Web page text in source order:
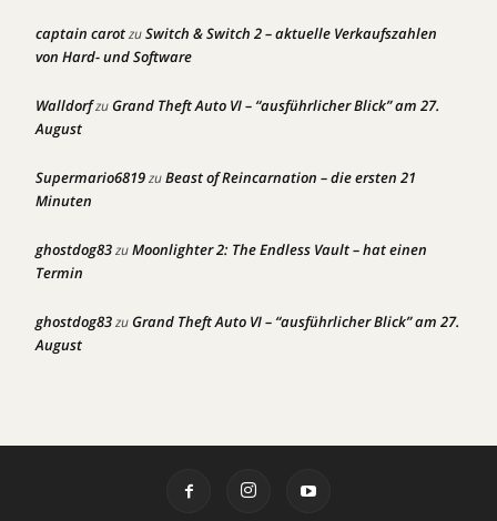
captain carotzuSwitch & Switch 2 – aktuelle Verkaufszahlen
von Hard- und Software
WalldorfzuGrand Theft Auto VI – “ausführlicher Blick” am 27.
August
Supermario6819zuBeast of Reincarnation – die ersten 21
Minuten
ghostdog83zuMoonlighter 2: The Endless Vault – hat einen
Termin
ghostdog83zuGrand Theft Auto VI – “ausführlicher Blick” am 27.
August